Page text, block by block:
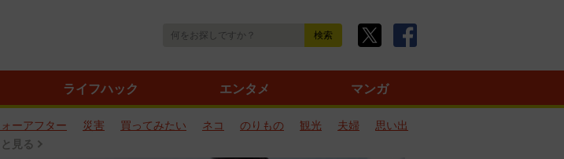
ライフハック エンタメ マンガ
ォーアフター 災害 買ってみたい ネコ のりもの 観光 夫婦
思い出
見る